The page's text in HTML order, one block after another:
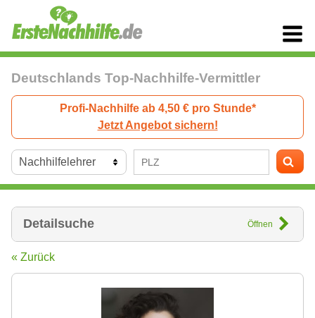
Deutschlands Top-Nachhilfe-Vermittler
Profi-Nachhilfe ab 4,50 € pro Stunde*
Jetzt Angebot sichern!
Detailsuche Öffnen
« Zurück